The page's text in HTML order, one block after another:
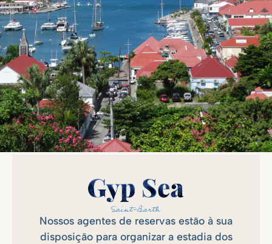
Nossos agentes de reservas estão à sua
disposição para organizar a estadia dos